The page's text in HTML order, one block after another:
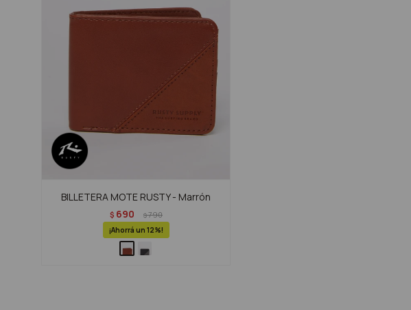
BILLETERA MOTE RUSTY - Marrón
$ 690 $790
12